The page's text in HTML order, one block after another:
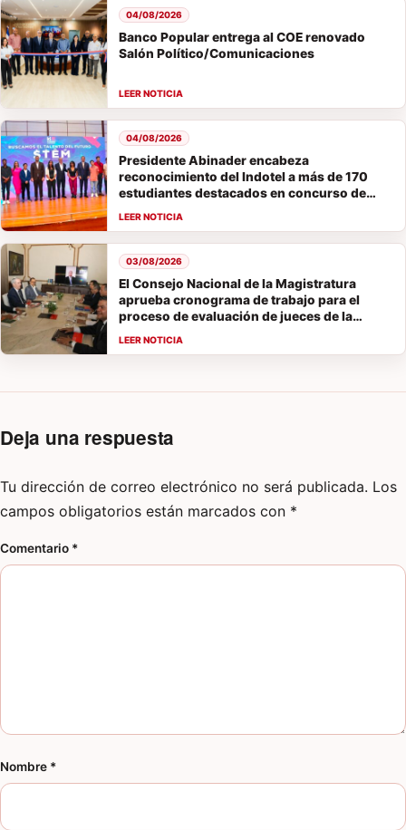
Banco Popular entrega al COE renovado
Salón Político/Comunicaciones
04/08/2026
Presidente Abinader encabeza
reconocimiento del Indotel a más de 170
estudiantes destacados en concurso de
04/08/2026
El Consejo Nacional de la Magistratura
aprueba cronograma de trabajo para el
proceso de evaluación de jueces de la
03/08/2026
Deja una respuesta
Tu dirección de correo electrónico no será publicada. Los
campos obligatorios están marcados con *
Comentario *
Nombre *